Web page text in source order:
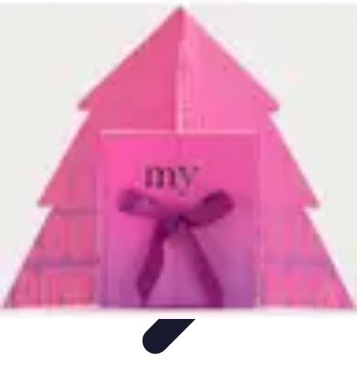
Décorations de Noël
Traditions de NoëlTraditions
Magie de Noël